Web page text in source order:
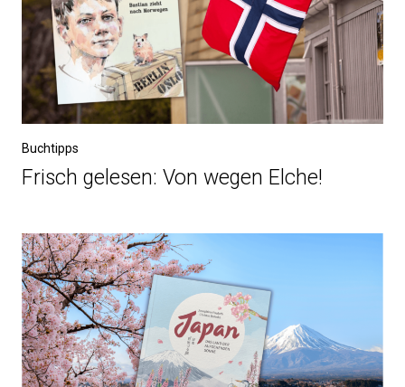
Buchtipps
Frisch gelesen: Von wegen Elche!